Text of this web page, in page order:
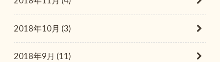
2018年10月 (3)
2018年9月 (11)